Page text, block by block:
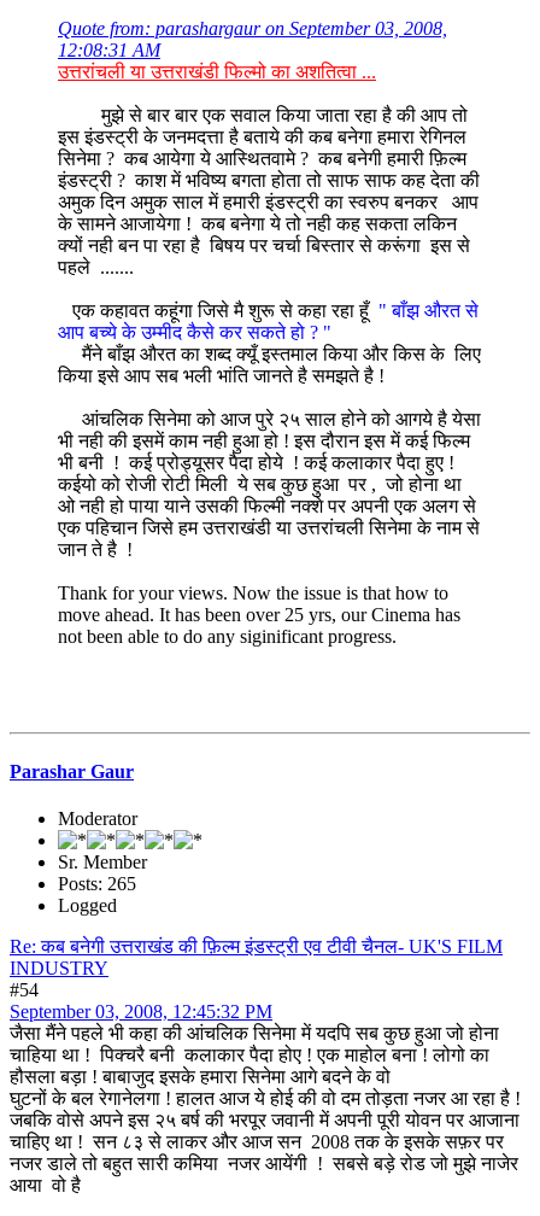
Quote from: parashargaur on September 03, 2008,
12:08:31 AM
उत्तरांचली या उत्तराखंडी फिल्मो का अशतित्वा ...
मुझे से बार बार एक सवाल किया जाता रहा है की आप तो
इस इंडस्ट्री के जनमदत्ता है बताये की कब बनेगा हमारा रेगिनल
सिनेमा ? कब आयेगा ये आस्थितवामे ? कब बनेगी हमारी फ़िल्म
इंडस्ट्री ? काश में भविष्य बगता होता तो साफ साफ कह देता की
अमुक दिन अमुक साल में हमारी इंडस्ट्री का स्वरुप बनकर आप
के सामने आजायेगा ! कब बनेगा ये तो नही कह सकता लकिन
क्यों नही बन पा रहा है बिषय पर चर्चा बिस्तार से करूंगा इस से
पहले .......
एक कहावत कहूंगा जिसे मै शुरू से कहा रहा हूँ " बाँझ औरत से
आप बच्ये के उम्मीद कैसे कर सकते हो ? "
मैंने बाँझ औरत का शब्द क्यूँ इस्तमाल किया और किस के लिए
किया इसे आप सब भली भांति जानते है समझते है !
आंचलिक सिनेमा को आज पुरे २५ साल होने को आगये है येसा
भी नही की इसमें काम नही हुआ हो ! इस दौरान इस में कई फिल्म
भी बनी ! कई प्रोड्यूसर पैदा होये ! कई कलाकार पैदा हुए !
कईयो को रोजी रोटी मिली ये सब कुछ हुआ पर , जो होना था
ओ नही हो पाया याने उसकी फिल्मी नक्शे पर अपनी एक अलग से
एक पहिचान जिसे हम उत्तराखंडी या उत्तरांचली सिनेमा के नाम से
जान ते है !
Thank for your views. Now the issue is that how to
move ahead. It has been over 25 yrs, our Cinema has
not been able to do any siginificant progress.
Parashar Gaur
Moderator
Sr. Member
Posts: 265
Logged
Re: कब बनेगी उत्तराखंड की फ़िल्म इंडस्ट्री एव टीवी चैनल- UK'S FILM
INDUSTRY
#54
September 03, 2008, 12:45:32 PM
जैसा मैंने पहले भी कहा की आंचलिक सिनेमा में यदपि सब कुछ हुआ जो होना
चाहिया था ! पिक्चरै बनी कलाकार पैदा होए ! एक माहोल बना ! लोगो का
हौसला बड़ा ! बाबाजुद इसके हमारा सिनेमा आगे बदने के वो
घुटनों के बल रेगानेलगा ! हालत आज ये होई की वो दम तोड़ता नजर आ रहा है !
जबकि वोसे अपने इस २५ बर्ष की भरपूर जवानी में अपनी पूरी योवन पर आजाना
चाहिए था ! सन ८३ से लाकर और आज सन 2008 तक के इसके सफ़र पर
नजर डाले तो बहुत सारी कमिया नजर आयेंगी ! सबसे बड़े रोड जो मुझे नाजेर
आया वो है